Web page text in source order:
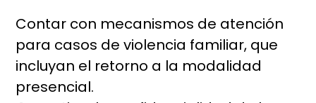
Contar con mecanismos de atención
para casos de violencia familiar, que
incluyan el retorno a la modalidad
presencial.